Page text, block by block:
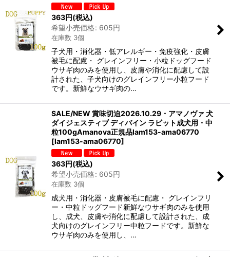
363円(税込)
希望小売価格: 605円
在庫数 3個
子犬用・消化器・低アレルギー・免疫強化・皮膚
被毛に配慮・ グレインフリー・小粒ドッグフード
ウサギ肉のみを使用し、皮膚や消化に配慮して設
計された、子犬向けのグレインフリー小粒フード
です。新鮮なウサギ肉の…
SALE/NEW 賞味切迫2026.10.29・アマノヴァ 犬
ダイジェスティブ ディバイン ラビット成犬用・中
粒100gAmanova正規品lam153-ama06770
[lam153-ama06770]
363円(税込)
希望小売価格: 605円
在庫数 3個
成犬用・消化器・皮膚被毛に配慮・ グレインフリ
ー・中粒ドッグフード新鮮なウサギ肉のみを使用
し、成犬、皮膚や消化に配慮して設計された、成
犬向けのグレインフリー中粒フードです。新鮮な
ウサギ肉のみを使用し、…